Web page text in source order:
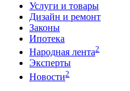
Услуги и товары
Дизайн и ремонт
Законы
Ипотека
Народная лента2
Эксперты
Новости2